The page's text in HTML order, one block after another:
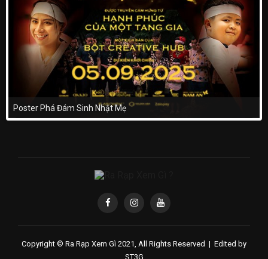
Poster Phá Đám Sinh Nhật Mẹ
Copyright © Ra Rạp Xem Gì 2021, All Rights Reserved | Edited by
ST3G